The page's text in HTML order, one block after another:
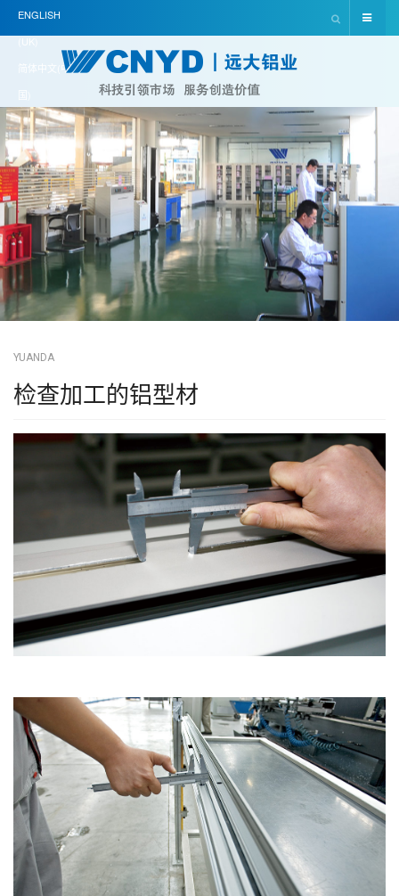
ENGLISH
(UK)
简体中文(中
国)
YUANDA
检查加工的铝型材